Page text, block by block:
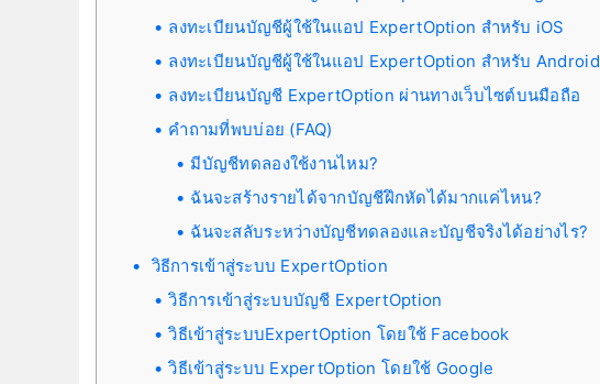
ลงทะเบียนบัญชีผู้ใช้ในแอป ExpertOption สำหรับ iOS
ลงทะเบียนบัญชีผู้ใช้ในแอป ExpertOption สำหรับ Android
ลงทะเบียนบัญชี ExpertOption ผ่านทางเว็บไซต์บนมือถือ
คำถามที่พบบ่อย (FAQ)
มีบัญชีทดลองใช้งานไหม?
ฉันจะสร้างรายได้จากบัญชีฝึกหัดได้มากแค่ไหน?
ฉันจะสลับระหว่างบัญชีทดลองและบัญชีจริงได้อย่างไร?
วิธีการเข้าสู่ระบบ ExpertOption
วิธีการเข้าสู่ระบบบัญชี ExpertOption
วิธีเข้าสู่ระบบExpertOption โดยใช้ Facebook
วิธีเข้าสู่ระบบ ExpertOption โดยใช้ Google